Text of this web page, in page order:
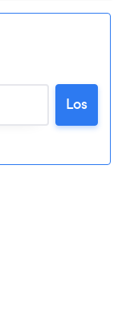
Los